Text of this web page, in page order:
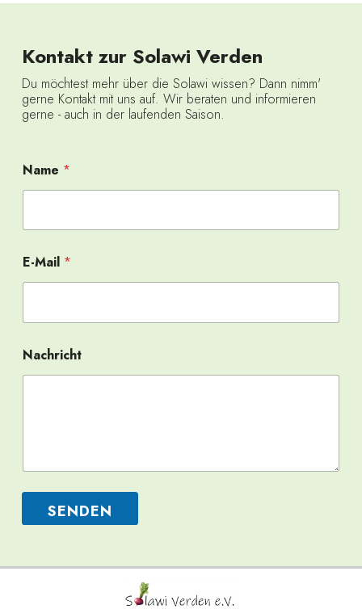
Kontakt zur Solawi Verden
Du möchtest mehr über die Solawi wissen? Dann nimm'
gerne Kontakt mit uns auf. Wir beraten und informieren
gerne - auch in der laufenden Saison.
Name *
E-Mail *
Nachricht
SENDEN